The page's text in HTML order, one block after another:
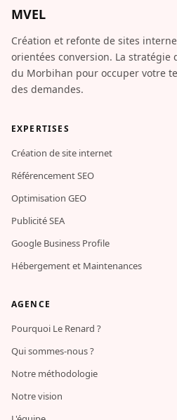
MVEL
Création et refonte de sites
orientées conversion. La stratégie
du Morbihan pour occuper votre
des demandes.
EXPERTISES
Création de site internet
Référencement SEO
Optimisation GEO
Publicité SEA
Google Business Profile
Hébergement et Maintenances
AGENCE
Pourquoi Le Renard ?
Qui sommes-nous ?
Notre méthodologie
Notre vision